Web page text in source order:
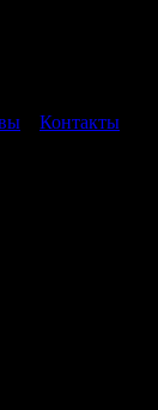
Контакты